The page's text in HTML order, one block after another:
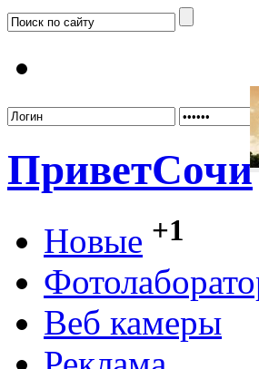
ПриветСочи
Новые +1
Веб камеры